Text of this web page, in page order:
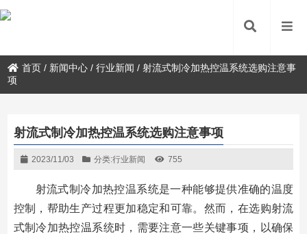
首页 / 新闻中心 /行业新闻 /射流式制冷加热控温系统选购注意事
项
射流式制冷加热控温系统选购注意事项
2023/11/03 分类:行业新闻 755
射流式制冷加热控温系统是一种能够提供准确的温度
控制，帮助生产过程更加稳定和可靠。然而，在选购射流
式制冷加热控温系统时，需要注意一些关键事项，以确保